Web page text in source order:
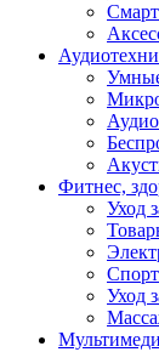
Фитнес,
Уход
Уход